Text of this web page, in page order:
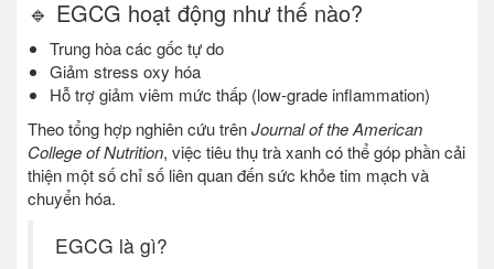
🔹 EGCG hoạt động như thế nào?
Trung hòa các gốc tự do
Giảm stress oxy hóa
Hỗ trợ giảm viêm mức thấp (low-grade inflammation)
Theo tổng hợp nghiên cứu trênJournal of the American
College of Nutrition, việc tiêu thụ trà xanh có thể góp phần cải
thiện một số chỉ số liên quan đến sức khỏe tim mạch và
chuyển hóa.
EGCG là gì?